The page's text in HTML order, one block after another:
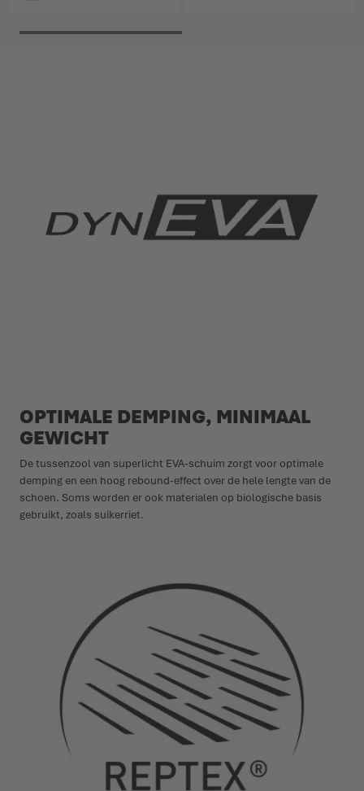
OPTIMALE DEMPING, MINIMAAL
GEWICHT
De tussenzool van superlicht EVA-schuim zorgt voor optimale
demping en een hoog rebound-effect over de hele lengte van de
schoen. Soms worden er ook materialen op biologische basis
gebruikt, zoals suikerriet.